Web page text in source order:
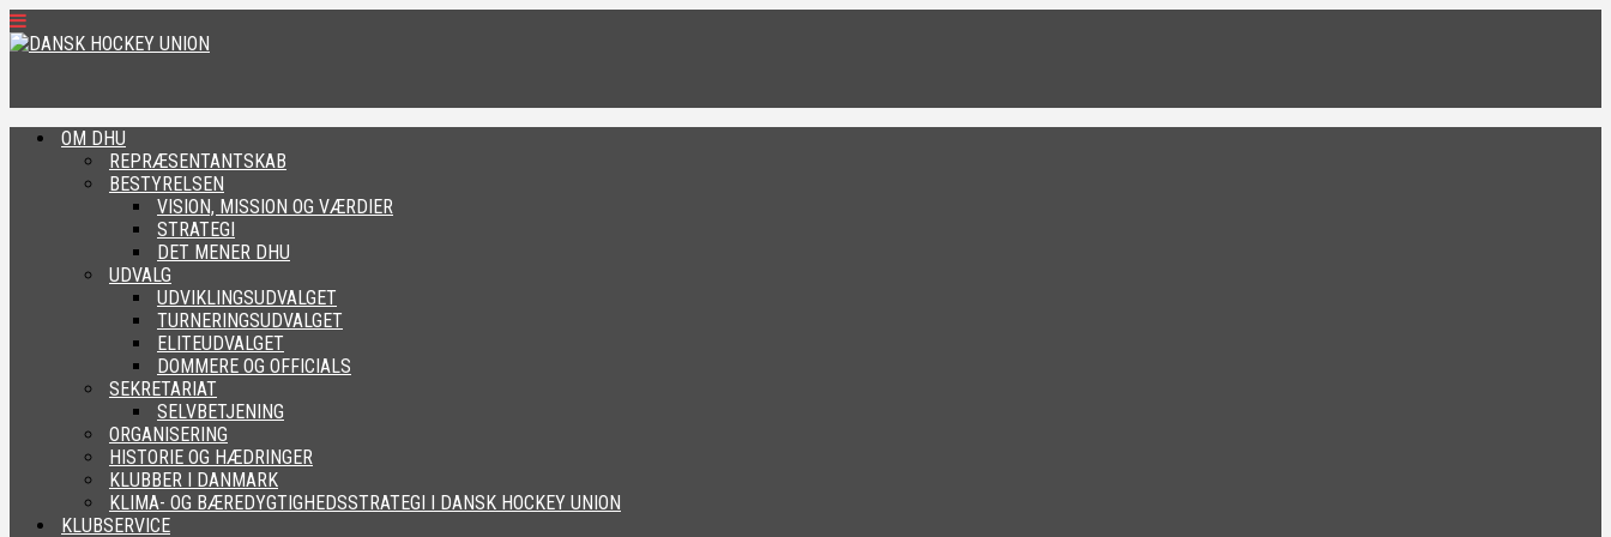
OM DHU
REPRÆSENTANTSKAB
BESTYRELSEN
VISION, MISSION OG VÆRDIER
STRATEGI
DET MENER DHU
UDVALG
UDVIKLINGSUDVALGET
TURNERINGSUDVALGET
ELITEUDVALGET
DOMMERE OG OFFICIALS
SEKRETARIAT
SELVBETJENING
ORGANISERING
HISTORIE OG HÆDRINGER
KLUBBER I DANMARK
KLIMA- OG BÆREDYGTIGHEDSSTRATEGI I DANSK HOCKEY UNION
KLUBSERVICE